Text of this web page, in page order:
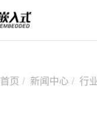
首页 新闻中心 行